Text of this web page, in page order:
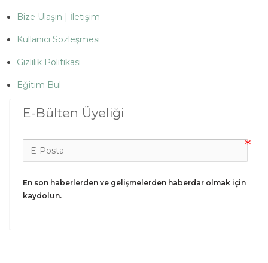
Bize Ulaşın | İletişim
Kullanıcı Sözleşmesi
Gizlilik Politikası
Eğitim Bul
E-Bülten Üyeliği
En son haberlerden ve gelişmelerden haberdar olmak için
kaydolun.